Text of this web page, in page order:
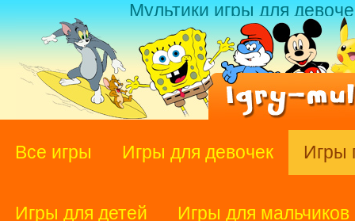
Мультики игры для
Все игры Игры для девочек Игры
Игры для детей Игры для мальчиков